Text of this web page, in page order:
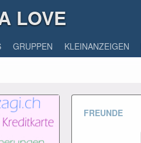
LOVE
GRUPPEN KLEINANZEIGEN
FREUNDE